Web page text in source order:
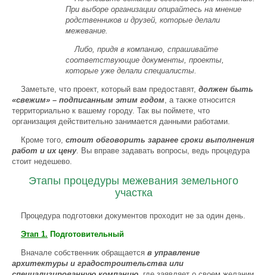
При выборе организации опирайтесь на мнение
родственников и друзей, которые делали
межевание.
Либо, придя в компанию, спрашивайте
соответствующие документы, проекты,
которые уже делали специалисты.
Заметьте, что проект, который вам предоставят, должен быть
«свежим» – подписанным этим годом, а также относится
территориально к вашему городу. Так вы поймете, что
организация действительно занимается данными работами.
Кроме того, стоит обговорить заранее сроки выполнения
работ и их цену. Вы вправе задавать вопросы, ведь процедура
стоит недешево.
Этапы процедуры межевания земельного
участка
Процедура подготовки документов проходит не за один день.
Этап 1. Подготовительный
Вначале собственник обращается в управление
архитектуры и градостроительства или